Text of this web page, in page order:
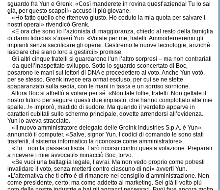
sguardo fra Yun e Grenk. «Così manderete in rovina quest’azienda! Tu lo sai
già, per questo scappi!» accusò il più giovane.
«Ho fatto quello che ritenevo giusto. Ho ceduto la mia quota per salvare i
nostri operai» rivendicò Grenk.
«E ora che sono io l’azionista di maggioranza, chiedo al resto della famiglia
di darmi fiducia» s’inserì Yun. «Votate per me, fratelli. Ammoderneremo gli
impianti senza sacrificare gli operai. Gestiremo le nuove tecnologie, anziché
lasciare che siano loro a gestirci!» promise.
Gli altri cinque fratelli si guardarono l’un l’altro sorpresi – ma non contrariati
– da quell’inaspettato sviluppo. Sotto lo sguardo sconcertato di Boc,
posarono le mani sui lettori di DNA e procedettero al voto. Anche Yun votò,
per se stesso. Grenk invece era ormai escluso, per cui se ne stette
spaparanzato sulla sedia, con le mani in tasca e un sorriso sornione.
Allora Boc si affrettò a votare per sé. «Non fate follie, fratelli. Non gettate il
nostro futuro per seguire questi due impiastri, che hanno complottato alle mie
spalle...!» implorò, madido di sudore. Ma quando il verdetto apparve in
caratteri cubitali sullo schermo principale, dovette arrendersi all’evidenza.
Yun lo aveva stracciato.
«Il nuovo amministratore delegato delle Groink Industries S.p.A. è Yun»
annunciò il computer. «Salve, signor Yun. I codici di comando le sono stati
trasferiti, il sistema informatico la riconosce come amministratore».
«Tu... non la passerai liscia. Farò ricorso contro questa votazione. Preparati
a ricevere i miei avvocati!» minacciò Boc, torvo.
«Se vuoi una battaglia legale, l’avrai. Ma non vedo proprio come potresti
invalidare il voto, senza metterti contro ciascuno di noi» avvertì Yun.
«L’alternativa che ti offro è di rimanere nel consiglio d’amministrazione. Non
come presidente, certo, ma come addetto al marketing. Sei già il volto più